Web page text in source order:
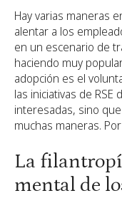
Hay varias maneras
alentar a los
en un escenario de
haciendo muy
adopción es el
las iniciativas de
interesadas, sino
muchas maneras.
La
mental de